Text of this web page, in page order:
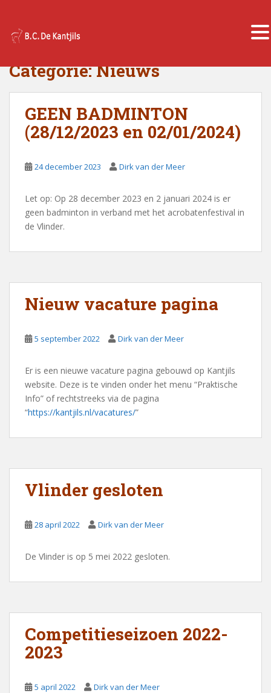
Categorie:Nieuws
GEEN BADMINTON
(28/12/2023 en 02/01/2024)
24 december 2023 Dirk van der Meer
Let op: Op 28 december 2023 en 2 januari 2024 is er
geen badminton in verband met het acrobatenfestival in
de Vlinder.
Nieuw vacature pagina
5 september 2022 Dirk van der Meer
Er is een nieuwe vacature pagina gebouwd op Kantjils
website. Deze is te vinden onder het menu “Praktische
Info” of rechtstreeks via de pagina
“https://kantjils.nl/vacatures/”
Vlinder gesloten
28 april 2022 Dirk van der Meer
De Vlinder is op 5 mei 2022 gesloten.
Competitieseizoen 2022-
2023
5 april 2022 Dirk van der Meer